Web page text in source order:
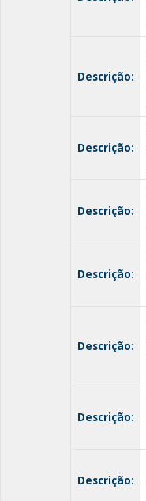
Descrição:
Descrição:
Descrição:
Descrição:
Descrição:
Descrição:
Descrição: